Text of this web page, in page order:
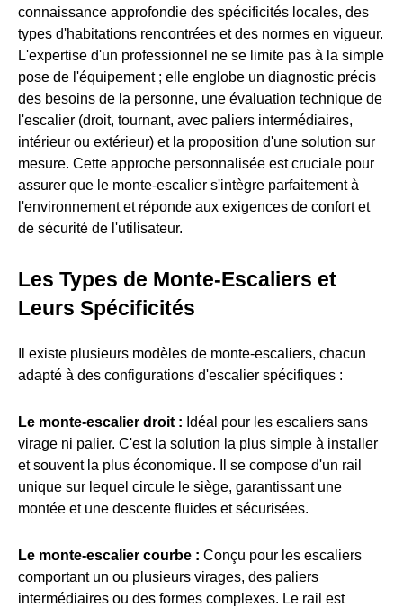
connaissance approfondie des spécificités locales, des
types d'habitations rencontrées et des normes en vigueur.
L'expertise d'un professionnel ne se limite pas à la simple
pose de l'équipement ; elle englobe un diagnostic précis
des besoins de la personne, une évaluation technique de
l'escalier (droit, tournant, avec paliers intermédiaires,
intérieur ou extérieur) et la proposition d'une solution sur
mesure. Cette approche personnalisée est cruciale pour
assurer que le monte-escalier s'intègre parfaitement à
l'environnement et réponde aux exigences de confort et
de sécurité de l'utilisateur.
Les Types de Monte-Escaliers et
Leurs Spécificités
Il existe plusieurs modèles de monte-escaliers, chacun
adapté à des configurations d'escalier spécifiques :
Le monte-escalier droit : Idéal pour les escaliers sans
virage ni palier. C'est la solution la plus simple à installer
et souvent la plus économique. Il se compose d'un rail
unique sur lequel circule le siège, garantissant une
montée et une descente fluides et sécurisées.
Le monte-escalier courbe : Conçu pour les escaliers
comportant un ou plusieurs virages, des paliers
intermédiaires ou des formes complexes. Le rail est